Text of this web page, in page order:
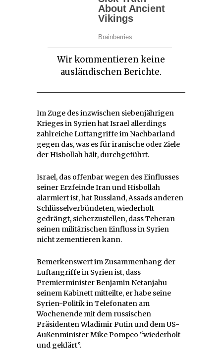
Wir kommentieren keine
ausländischen Berichte.
Im Zuge des inzwischen siebenjährigen
Krieges in Syrien hat Israel allerdings
zahlreiche Luftangriffe im Nachbarland
gegen das, was es für iranische oder Ziele
der Hisbollah hält, durchgeführt.
Israel, das offenbar wegen des Einflusses
seiner Erzfeinde Iran und Hisbollah
alarmiert ist, hat Russland, Assads anderen
Schlüsselverbündeten, wiederholt
gedrängt, sicherzustellen, dass Teheran
seinen militärischen Einfluss in Syrien
nicht zementieren kann.
Bemerkenswert im Zusammenhang der
Luftangriffe in Syrien ist, dass
Premierminister Benjamin Netanjahu
seinem Kabinett mitteilte, er habe seine
Syrien-Politik in Telefonaten am
Wochenende mit dem russischen
Präsidenten Wladimir Putin und dem US-
Außenminister Mike Pompeo “wiederholt
und geklärt”.